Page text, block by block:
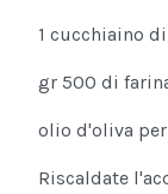
1 cucchiaino
gr 500 di
olio d'oliva
Riscaldate